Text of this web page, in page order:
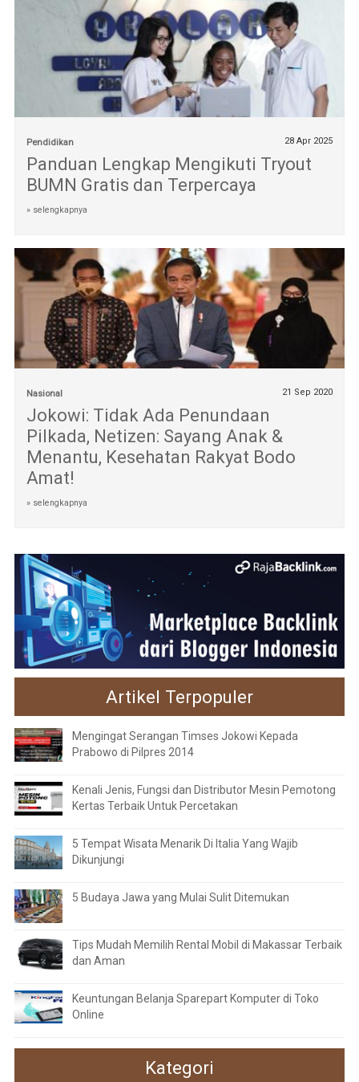
Pendidikan 28 Apr 2025
Panduan Lengkap Mengikuti Tryout
BUMN Gratis dan Terpercaya
» selengkapnya
Nasional 21 Sep 2020
Jokowi: Tidak Ada Penundaan
Pilkada, Netizen: Sayang Anak &
Menantu, Kesehatan Rakyat Bodo
Amat!
» selengkapnya
Artikel Terpopuler
Mengingat Serangan Timses Jokowi Kepada
Prabowo di Pilpres 2014
Kenali Jenis, Fungsi dan Distributor Mesin Pemotong
Kertas Terbaik Untuk Percetakan
5 Tempat Wisata Menarik Di Italia Yang Wajib
Dikunjungi
5 Budaya Jawa yang Mulai Sulit Ditemukan
Tips Mudah Memilih Rental Mobil di Makassar Terbaik
dan Aman
Keuntungan Belanja Sparepart Komputer di Toko
Online
Kategori